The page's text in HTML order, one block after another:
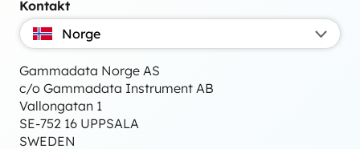
Kontakt
Norge
Gammadata Norge AS
c/o Gammadata Instrument AB
Vallongatan 1
SE-752 16 UPPSALA
SWEDEN